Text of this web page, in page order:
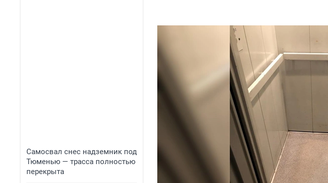
Самосвал снес надземник под
Тюменью — трасса полностью
перекрыта